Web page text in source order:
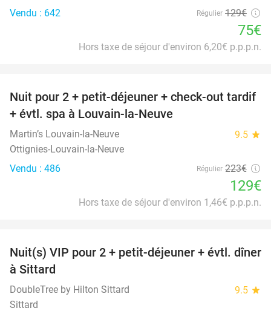
Vendu : 642
Régulier 129€
75€
Hors taxe de séjour d'environ 6,20€ p.p.p.n.
42%
Nuit pour 2 + petit-déjeuner + check-out tardif
+ évtl. spa à Louvain-la-Neuve
Martin’s Louvain-la-Neuve 9.5 star
Ottignies-Louvain-la-Neuve
Vendu : 486
Régulier 223€
129€
Hors taxe de séjour d'environ 1,46€ p.p.p.n.
33%
Nuit(s) VIP pour 2 + petit-déjeuner + évtl. dîner
à Sittard
DoubleTree by Hilton Sittard 9.5 star
Sittard